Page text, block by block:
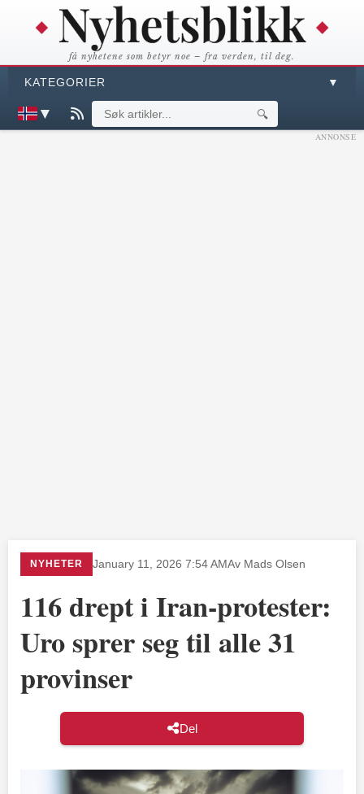
få nyhetene som betyr noe – fra verden, til deg.
KATEGORIER ▼
▼ 🔍
ANNONSE
NYHETER January 11, 2026 7:54 AMAv Mads Olsen
116 drept i Iran-protester:
Uro sprer seg til alle 31
provinser
Del